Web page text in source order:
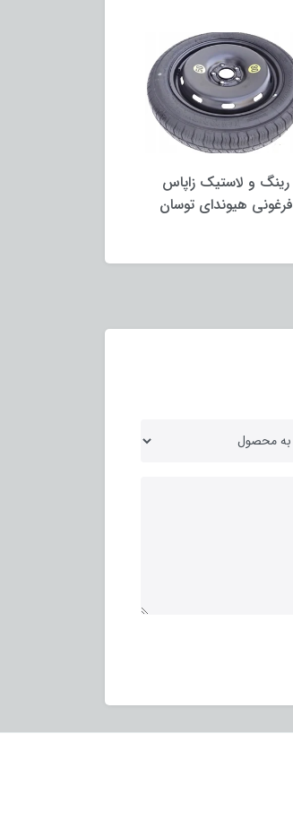
رینگ و لاستیک زاپاس
فرغونی هیوندای توسان